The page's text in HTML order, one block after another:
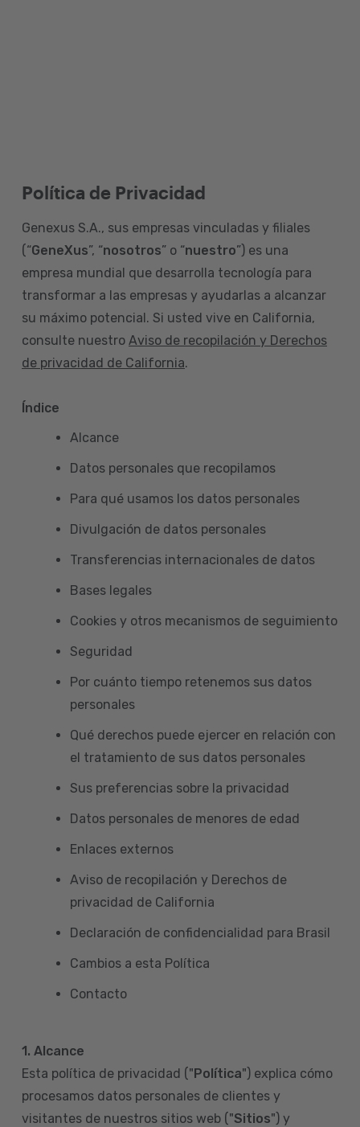
Política de Privacidad
Genexus S.A., sus empresas vinculadas y filiales
(“GeneXus”, “nosotros” o “nuestro”) es una
empresa mundial que desarrolla tecnología para
transformar a las empresas y ayudarlas a alcanzar
su máximo potencial. Si usted vive en California,
consulte nuestro Aviso de recopilación y Derechos
de privacidad de California.
Índice
Alcance
Datos personales que recopilamos
Para qué usamos los datos personales
Divulgación de datos personales
Transferencias internacionales de datos
Bases legales
Cookies y otros mecanismos de seguimiento
Seguridad
Por cuánto tiempo retenemos sus datos
personales
Qué derechos puede ejercer en relación con
el tratamiento de sus datos personales
Sus preferencias sobre la privacidad
Datos personales de menores de edad
Enlaces externos
Aviso de recopilación y Derechos de
privacidad de California
Declaración de confidencialidad para Brasil
Cambios a esta Política
Contacto
1. Alcance
Esta política de privacidad ("Política") explica cómo
procesamos datos personales de clientes y
visitantes de nuestros sitios web ("Sitios") y